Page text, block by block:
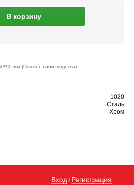
В корзину
мм (Снято с производства)
1020
Сталь
Хром
Вход / Регистрация